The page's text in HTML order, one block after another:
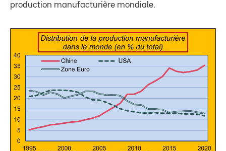
production manufacturière mondiale.